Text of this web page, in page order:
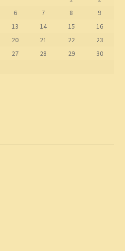
6 7 8
9
13 14 15
16
20 21 22
23
27 28 29
30